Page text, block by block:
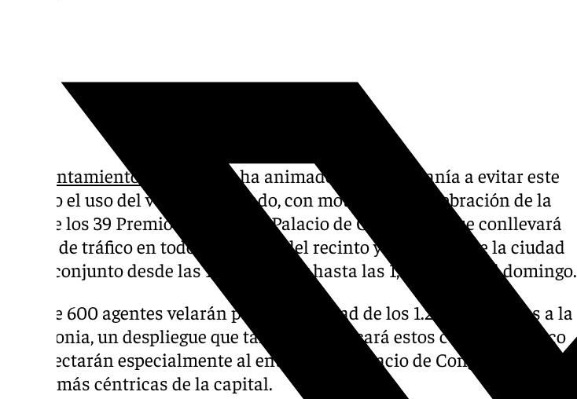
Ayuntamiento de Granadaha animado a la ciudadanía a evitar este
sábado el uso del vehículo privado, con motivo de la celebración de la
gala de los 39 Premios
en el Palacio de Congresos, que conllevará
cortes de tráfico en todo el entorno del recinto y del centro de la ciudad
en su conjunto desde las 14,00 horas y hasta las 1,00 horas del domingo.
Más de 600 agentes velarán por la seguridad de los 1.200 asistentes a la
ceremonia, un despliegue que también implicará estos cortes de tráfico
que afectarán especialmente al entorno del Palacio de Congresos y las
calles más céntricas de la capital.